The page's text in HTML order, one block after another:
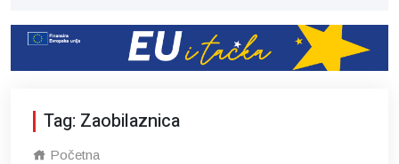
Tag: Zaobilaznica
Početna